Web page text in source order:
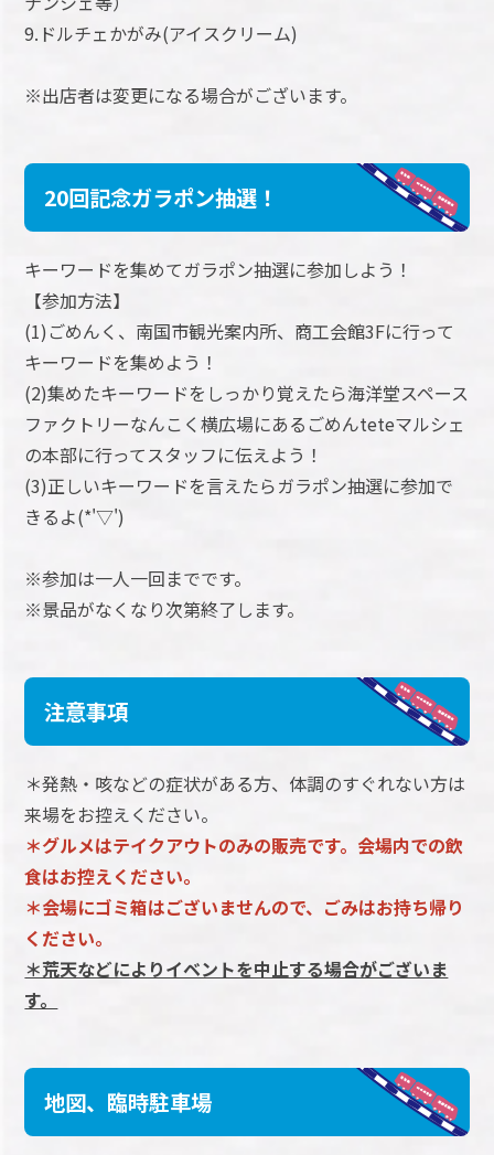
9.ドルチェかがみ(アイスクリーム)
※出店者は変更になる場合がございます。
20回記念ガラポン抽選！
キーワードを集めてガラポン抽選に参加しよう！
【参加方法】
(1)ごめんく、南国市観光案内所、商工会館3Fに行って
キーワードを集めよう！
(2)集めたキーワードをしっかり覚えたら海洋堂スペース
ファクトリーなんこく横広場にあるごめんteteマルシェ
の本部に行ってスタッフに伝えよう！
(3)正しいキーワードを言えたらガラポン抽選に参加で
きるよ(*'▽')
※参加は一人一回までです。
※景品がなくなり次第終了します。
注意事項
＊発熱・咳などの症状がある方、体調のすぐれない方は
来場をお控えください。
＊グルメはテイクアウトのみの販売です。会場内での飲
食はお控えください。
＊会場にゴミ箱はございませんので、ごみはお持ち帰り
ください。
＊荒天などによりイベントを中止する場合がございま
す。
地図、臨時駐車場